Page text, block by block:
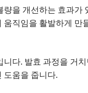
을 개선하는 효과가
직임을 활발하게 만
다. 발효 과정을 거치
도움을 줍니다.